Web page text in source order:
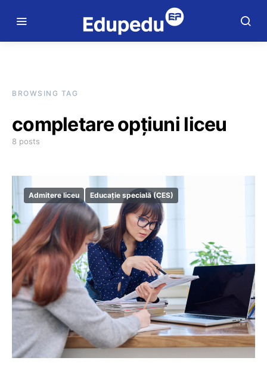
BROWSING TAG
completare opțiuni liceu
8 posts
Admitere liceu Educație specială (CES)